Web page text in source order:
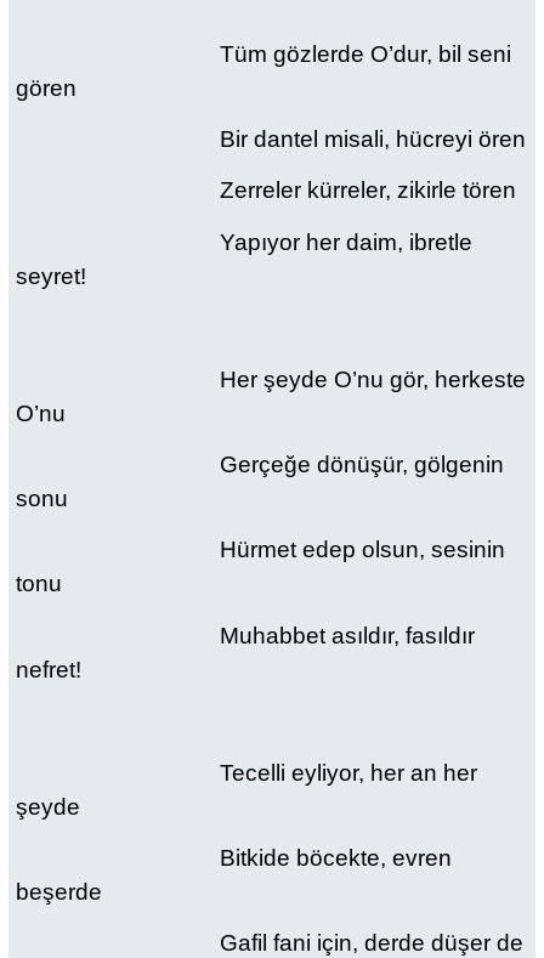
Tüm gözlerde O’dur, bil seni
gören
Bir dantel misali, hücreyi ören
Zerreler kürreler, zikirle tören
Yapıyor her daim, ibretle
seyret!
Her şeyde O’nu gör, herkeste
O’nu
Gerçeğe dönüşür, gölgenin
sonu
Hürmet edep olsun, sesinin
tonu
Muhabbet asıldır, fasıldır
nefret!
Tecelli eyliyor, her an her
şeyde
Bitkide böcekte, evren
beşerde
Gafil fani için, derde düşer de